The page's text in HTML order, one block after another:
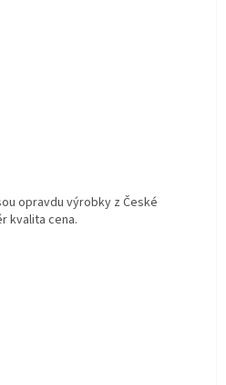
je 5 z 5 hvězdiček.
je 5 z 5 hvězdiček.
opravdu výrobky z České
kvalita cena.
je 5 z 5 hvězdiček.
je 5 z 5 hvězdiček.